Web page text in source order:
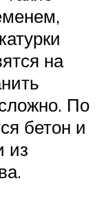
на
По
бетон и
из